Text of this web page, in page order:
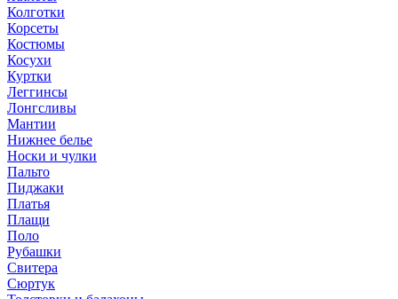
Колготки
Корсеты
Костюмы
Косухи
Куртки
Леггинсы
Лонгсливы
Мантии
Нижнее белье
Носки и чулки
Пальто
Пиджаки
Платья
Плащи
Поло
Рубашки
Свитера
Сюртук